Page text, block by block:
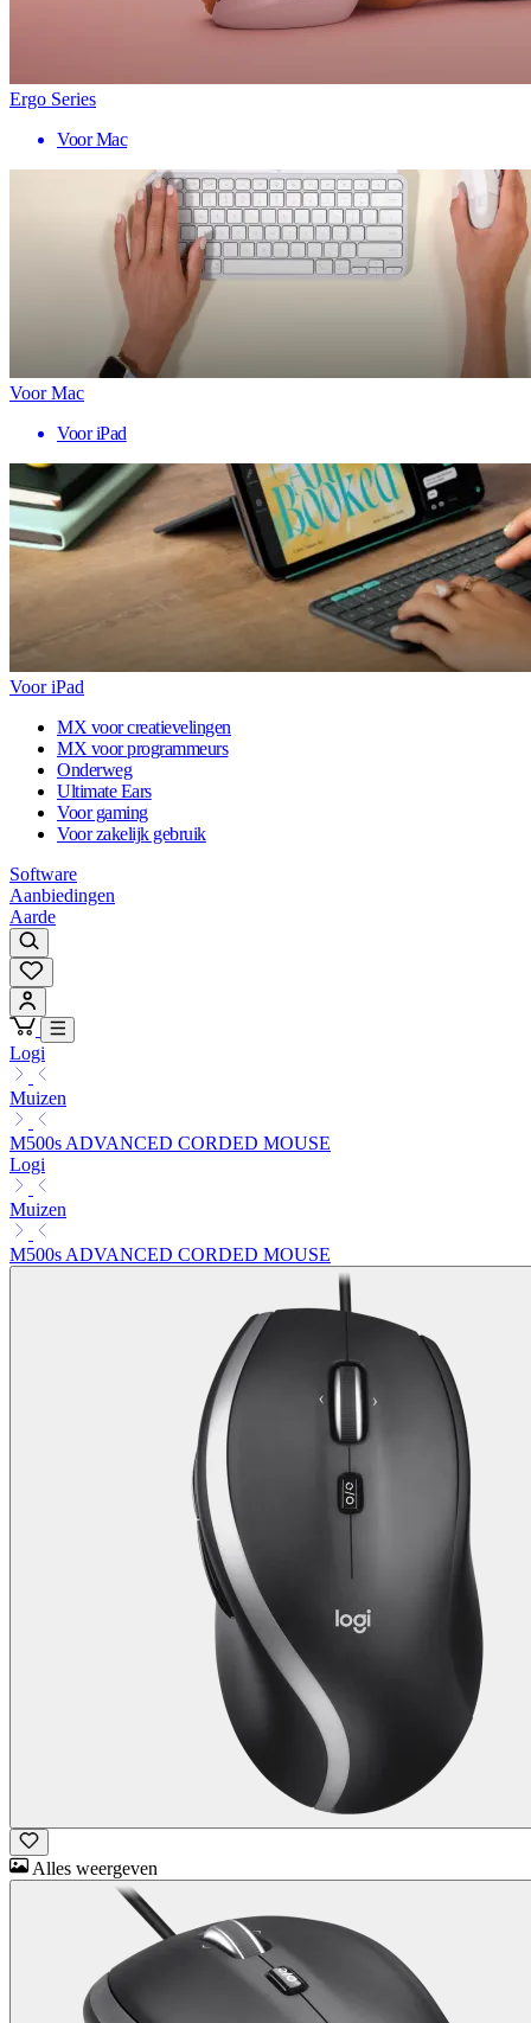
Ergo Series
Voor Mac
Voor Mac
Voor iPad
Voor iPad
MX voor creatievelingen
MX voor programmeurs
Onderweg
Ultimate Ears
Voor gaming
Voor zakelijk gebruik
Software
Aanbiedingen
Aarde
Logi
Muizen
M500s ADVANCED CORDED MOUSE
Logi
Muizen
M500s ADVANCED CORDED MOUSE
Alles weergeven